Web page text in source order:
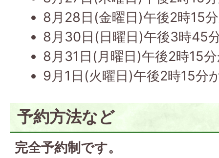
8月28日(金曜日)午後2時15
8月30日(日曜日)午後3時45
8月31日(月曜日)午後2時15
9月1日(火曜日)午後2時15分
予約方法など
完全予約制です。